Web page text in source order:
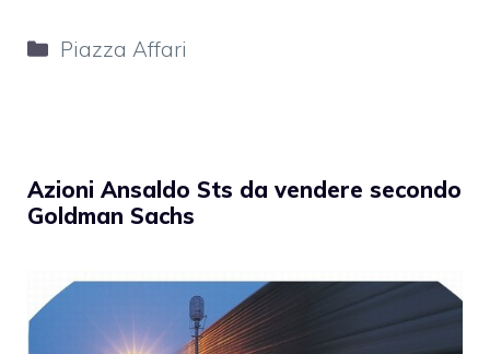
Categorie
Piazza Affari
Azioni Ansaldo Sts da vendere secondo
Goldman Sachs